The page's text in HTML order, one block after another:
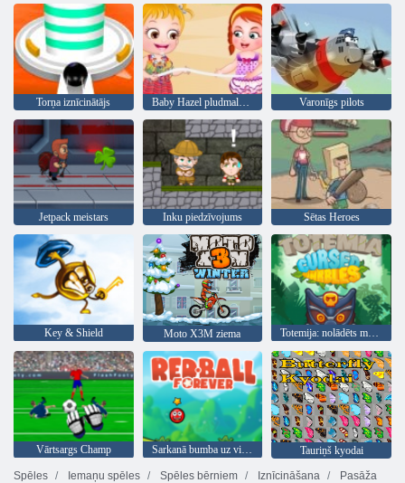
Torņa iznīcinātājs Baby Hazel pludmales ballīte Varonīgs pilots
Jetpack meistars Inku piedzīvojums Sētas Heroes
Key & Shield Moto X3M ziema Totemija: nolādēts marmors
Vārtsargs Champ Sarkanā bumba uz visiem laikiem
Tauriņš kyodai
Spēles
Iemaņu spēles Spēles bērniem Iznīcināšana
Pasāža